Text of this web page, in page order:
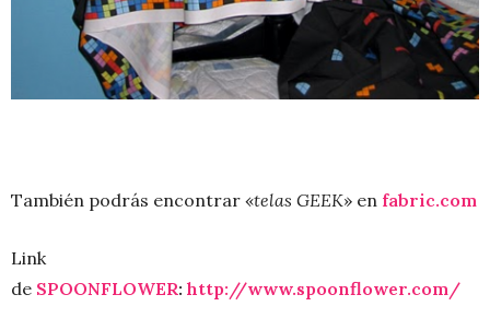
También podrás encontrar «telas GEEK» en fabric.com
Link
de SPOONFLOWER: http://www.spoonflower.com/